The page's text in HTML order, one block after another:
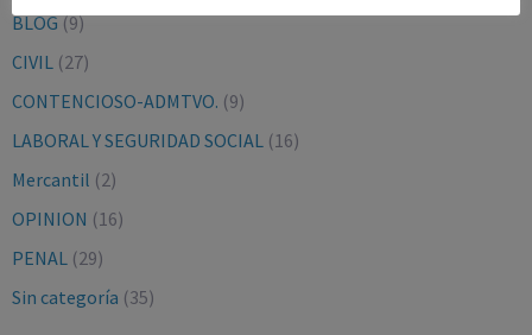
BLOG(9)
CIVIL (27)
CONTENCIOSO-ADMTVO. (9)
LABORAL Y SEGURIDAD SOCIAL (16)
Mercantil (2)
OPINION (16)
PENAL (29)
Sin categoría (35)